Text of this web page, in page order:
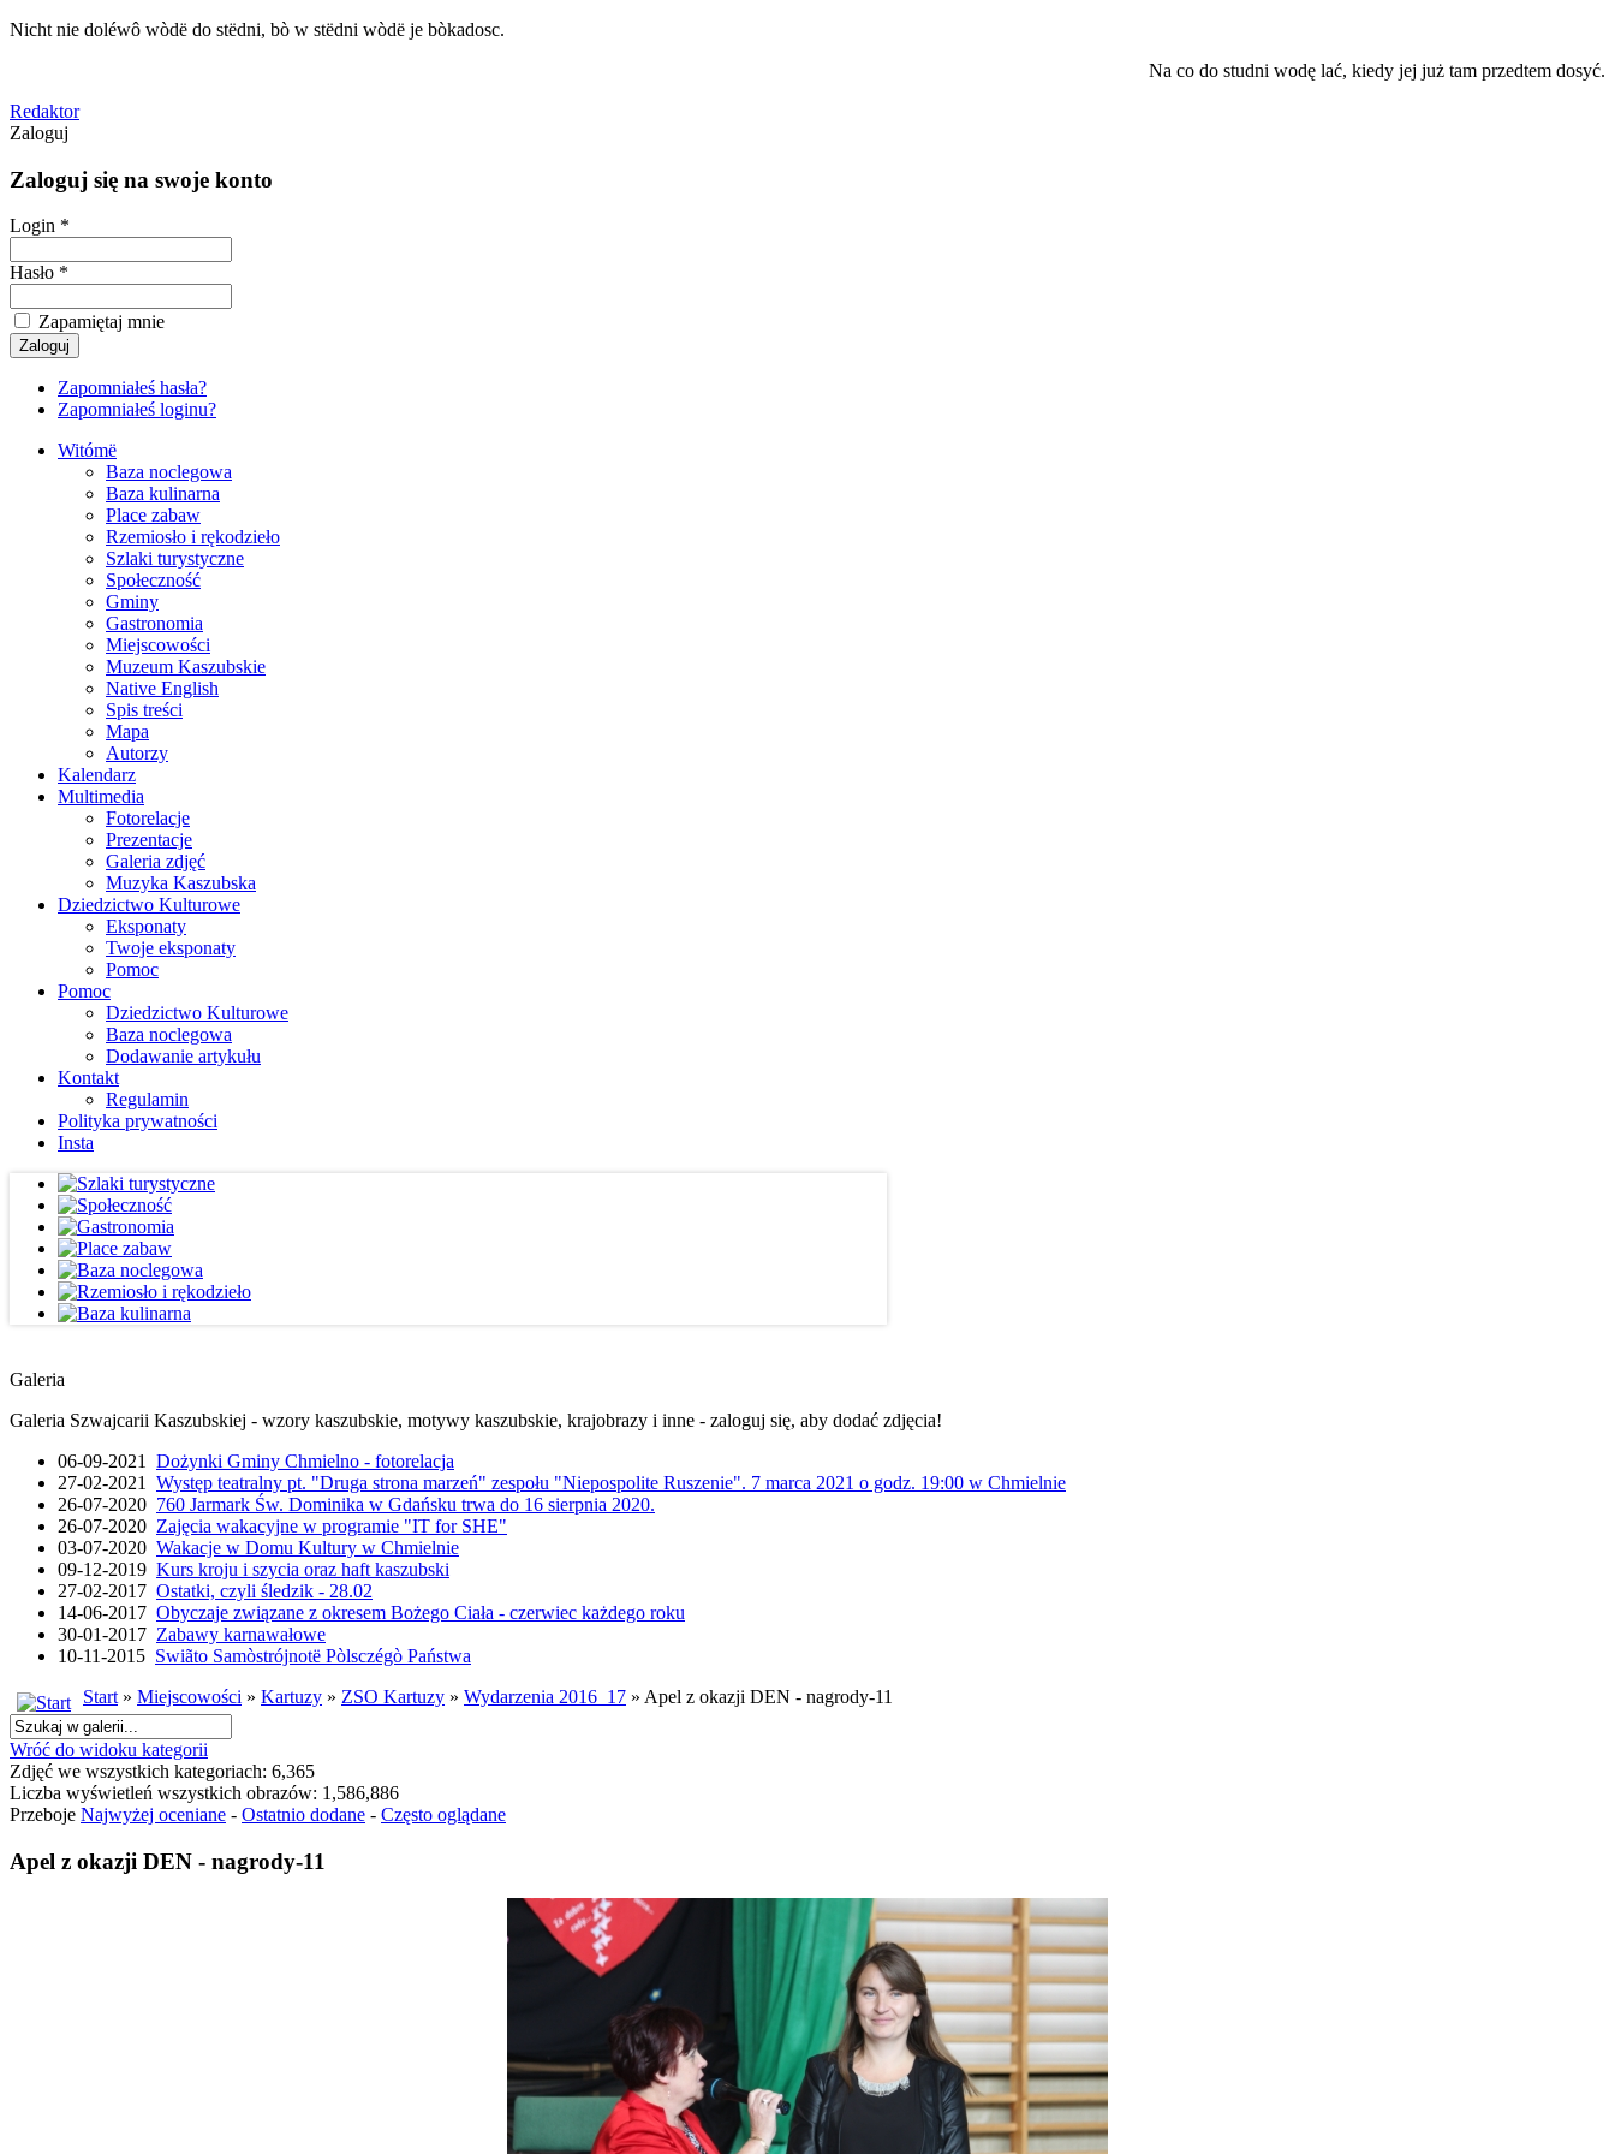
Nicht nie doléwô wòdë do stëdni, bò w stëdni wòdë je bòkadosc.
Na co do studni wodę lać, kiedy jej już tam przedtem dosyć.
Redaktor
Zaloguj
Zaloguj się na swoje konto
Login *
Hasło *
Zapamiętaj mnie
Zapomniałeś hasła?
Zapomniałeś loginu?
Witómë
Baza noclegowa
Baza kulinarna
Place zabaw
Rzemiosło i rękodzieło
Szlaki turystyczne
Społeczność
Gminy
Gastronomia
Miejscowości
Muzeum Kaszubskie
Native English
Spis treści
Mapa
Autorzy
Kalendarz
Multimedia
Fotorelacje
Prezentacje
Galeria zdjęć
Muzyka Kaszubska
Dziedzictwo Kulturowe
Eksponaty
Twoje eksponaty
Pomoc
Pomoc
Dziedzictwo Kulturowe
Baza noclegowa
Dodawanie artykułu
Kontakt
Regulamin
Polityka prywatności
Insta
Galeria
Galeria Szwajcarii Kaszubskiej - wzory kaszubskie, motywy kaszubskie, krajobrazy i inne - zaloguj się, aby dodać zdjęcia!
06-09-2021 Dożynki Gminy Chmielno - fotorelacja
27-02-2021 Występ teatralny pt. "Druga strona marzeń" zespołu "Niepospolite Ruszenie". 7 marca 2021 o godz. 19:00 w Chmielnie
26-07-2020 760 Jarmark Św. Dominika w Gdańsku trwa do 16 sierpnia 2020.
26-07-2020 Zajęcia wakacyjne w programie "IT for SHE"
03-07-2020 Wakacje w Domu Kultury w Chmielnie
09-12-2019 Kurs kroju i szycia oraz haft kaszubski
27-02-2017 Ostatki, czyli śledzik - 28.02
14-06-2017 Obyczaje związane z okresem Bożego Ciała - czerwiec każdego roku
30-01-2017 Zabawy karnawałowe
10-11-2015 Swiãto Samòstrójnotë Pòlsczégò Państwa
Start» Miejscowości » Kartuzy » ZSO Kartuzy » Wydarzenia 2016_17 » Apel z okazji DEN - nagrody-11
Wróć do widoku kategorii
Zdjęć we wszystkich kategoriach: 6,365
Liczba wyświetleń wszystkich obrazów: 1,586,886
Przeboje Najwyżej oceniane - Ostatnio dodane - Często oglądane
Apel z okazji DEN - nagrody-11